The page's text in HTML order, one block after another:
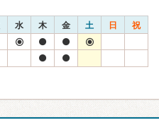
水 木 金 土 日 祝